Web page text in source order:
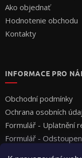
Ako objednať
Hodnotenie obchodu
Kontakty
INFORMACE PRO
Obchodní podmínky
Ochrana osobních
Formulář - Uplatnění
Formulář -